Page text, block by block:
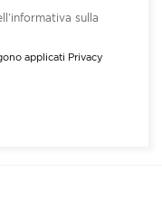
sulla
applicati Privacy